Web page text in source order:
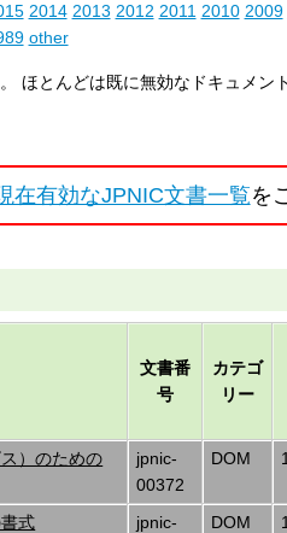
2014 2013 2012 2011 2010 2009
other
ほとんどは既に無効なドキュメン
在有効なJPNIC文書一覧を
文書番
号
カテゴ
リー
）のための
jpnic-
00372
DOM
式
jpnic-
DOM